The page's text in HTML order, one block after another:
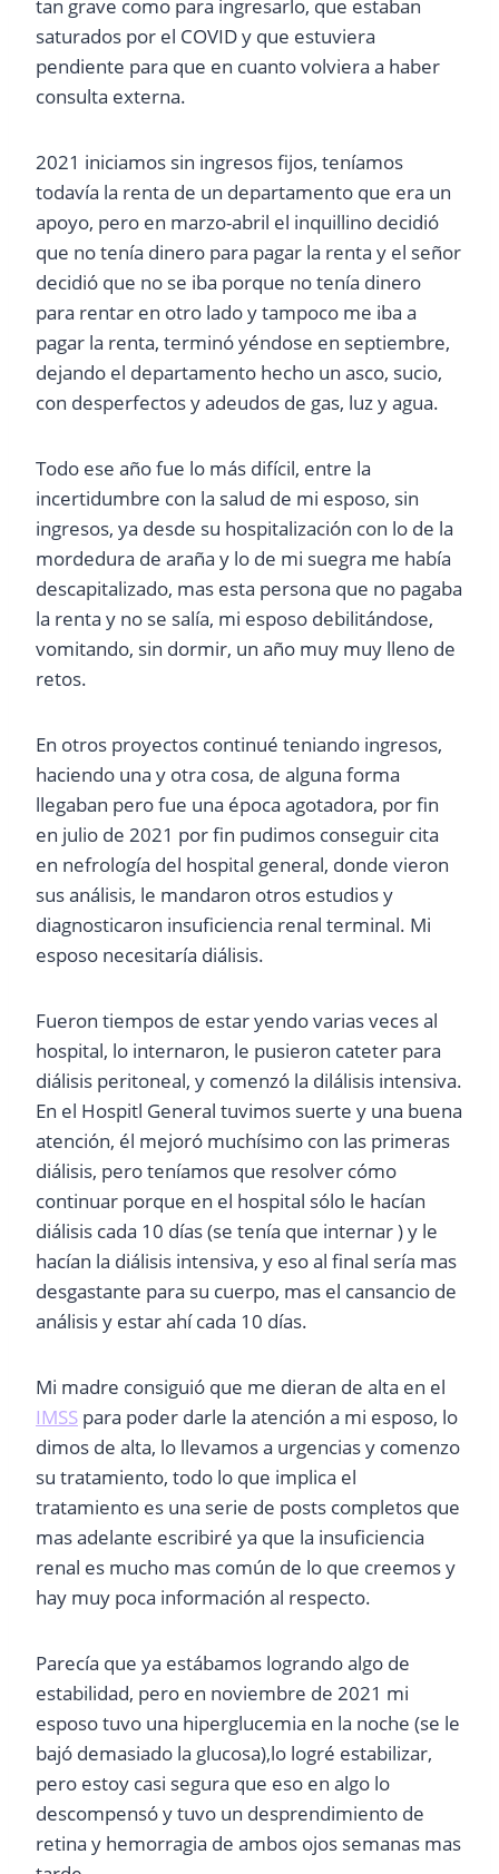
tan grave como para ingresarlo, que estaban
saturados por el COVID y que estuviera
pendiente para que en cuanto volviera a haber
consulta externa.
2021 iniciamos sin ingresos fijos, teníamos
todavía la renta de un departamento que era un
apoyo, pero en marzo-abril el inquillino decidió
que no tenía dinero para pagar la renta y el señor
decidió que no se iba porque no tenía dinero
para rentar en otro lado y tampoco me iba a
pagar la renta, terminó yéndose en septiembre,
dejando el departamento hecho un asco, sucio,
con desperfectos y adeudos de gas, luz y agua.
Todo ese año fue lo más difícil, entre la
incertidumbre con la salud de mi esposo, sin
ingresos, ya desde su hospitalización con lo de la
mordedura de araña y lo de mi suegra me había
descapitalizado, mas esta persona que no pagaba
la renta y no se salía, mi esposo debilitándose,
vomitando, sin dormir, un año muy muy lleno de
retos.
En otros proyectos continué teniando ingresos,
haciendo una y otra cosa, de alguna forma
llegaban pero fue una época agotadora, por fin
en julio de 2021 por fin pudimos conseguir cita
en nefrología del hospital general, donde vieron
sus análisis, le mandaron otros estudios y
diagnosticaron insuficiencia renal terminal. Mi
esposo necesitaría diálisis.
Fueron tiempos de estar yendo varias veces al
hospital, lo internaron, le pusieron cateter para
diálisis peritoneal, y comenzó la dilálisis intensiva.
En el Hospitl General tuvimos suerte y una buena
atención, él mejoró muchísimo con las primeras
diálisis, pero teníamos que resolver cómo
continuar porque en el hospital sólo le hacían
diálisis cada 10 días (se tenía que internar ) y le
hacían la diálisis intensiva, y eso al final sería mas
desgastante para su cuerpo, mas el cansancio de
análisis y estar ahí cada 10 días.
Mi madre consiguió que me dieran de alta en el
IMSS para poder darle la atención a mi esposo, lo
dimos de alta, lo llevamos a urgencias y comenzo
su tratamiento, todo lo que implica el
tratamiento es una serie de posts completos que
mas adelante escribiré ya que la insuficiencia
renal es mucho mas común de lo que creemos y
hay muy poca información al respecto.
Parecía que ya estábamos logrando algo de
estabilidad, pero en noviembre de 2021 mi
esposo tuvo una hiperglucemia en la noche (se le
bajó demasiado la glucosa),lo logré estabilizar,
pero estoy casi segura que eso en algo lo
descompensó y tuvo un desprendimiento de
retina y hemorragia de ambos ojos semanas mas